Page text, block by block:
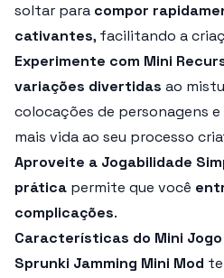
soltar para compor
cativantes, facilitando a
Experimente com Mini
variações divertidas ao
colocações de personagens
mais vida ao seu processo
Aproveite a Jogabilidade
prática permite que você
complicações.
Características do Mini
Sprunki Jamming Mini Mod